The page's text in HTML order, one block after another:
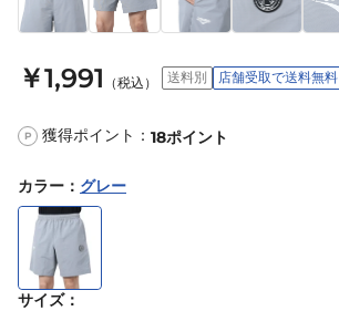
￥1,991 （税込） 送料別 店舗受取で送料無料
P 獲得ポイント： 18ポイント
カラー ： グレー
サイズ：